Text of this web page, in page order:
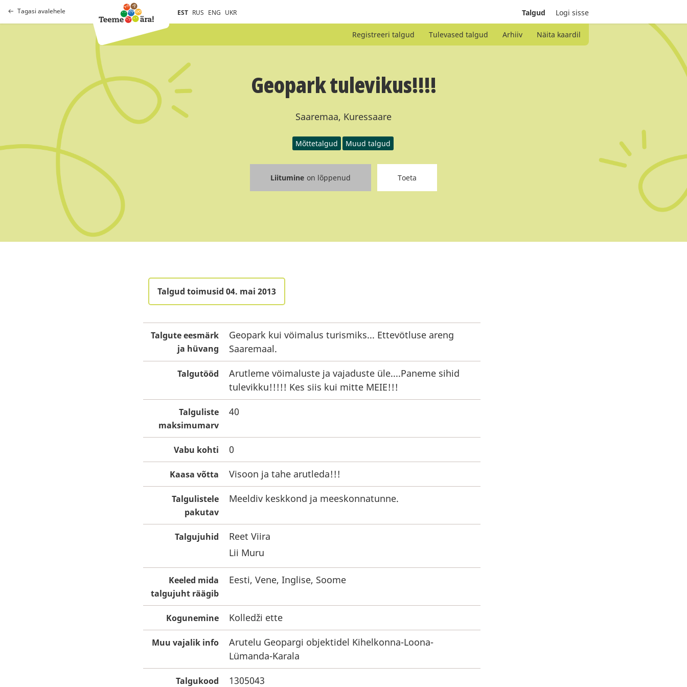
Tagasi avalehele EST RUS ENG UKR Talgud Logi sisse
Registreeri talgud Tulevased talgud Arhiiv Näita kaardil
Geopark tulevikus!!!!
Saaremaa, Kuressaare
Mõttetalgud Muud talgud
Liitumine on lõppenud Toeta
Talgud toimusid 04. mai 2013
Talgute eesmärk
ja hüvang
Geopark kui vöimalus turismiks... Ettevötluse areng
Saaremaal.
Talgutööd
Arutleme vöimaluste ja vajaduste üle....Paneme sihid
tulevikku!!!!! Kes siis kui mitte MEIE!!!
Talguliste
maksimumarv
40
Vabu kohti 0
Kaasa võtta Visoon ja tahe arutleda!!!
Talgulistele
pakutav
Meeldiv keskkond ja meeskonnatunne.
Talgujuhid
Reet Viira
Lii Muru
Keeled mida
talgujuht räägib
Eesti, Vene, Inglise, Soome
Kogunemine Kolledži ette
Muu vajalik info
Arutelu Geopargi objektidel Kihelkonna-Loona-
Lümanda-Karala
Talgukood 1305043